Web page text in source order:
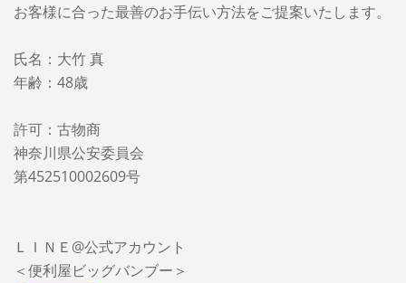
お客様に合った最善のお手伝い方法をご提案いたします。
氏名：大竹 真
年齢：48歳
許可：古物商
神奈川県公安委員会
第452510002609号
ＬＩＮＥ@公式アカウント
＜便利屋ビッグバンブー＞